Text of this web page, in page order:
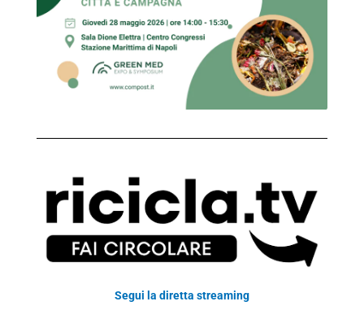
Segui la diretta streaming